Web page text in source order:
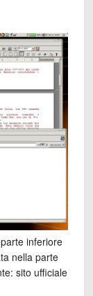
inferiore
nella parte
sito ufficiale